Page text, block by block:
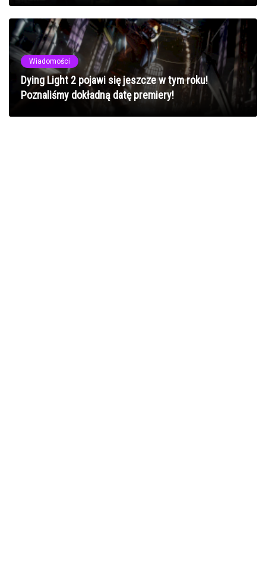
Wiadomości
Dying Light 2 pojawi się jeszcze w tym roku!
Poznaliśmy dokładną datę premiery!